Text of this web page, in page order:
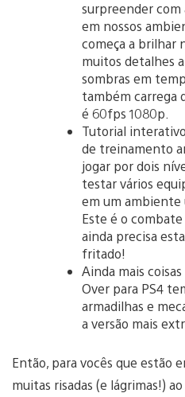
surpreender com
em nossos
começa a brilhar
muitos detalhes
sombras em
também carrega
é 60fps 1080p.
Tutorial
de treinamento
jogar por dois
testar vários
em um ambiente
Este é o
ainda precisa
fritado!
Ainda mais
Over para PS4
armadilhas e
a versão mais
Então, para vocês que estão
muitas risadas (e lágrimas!)